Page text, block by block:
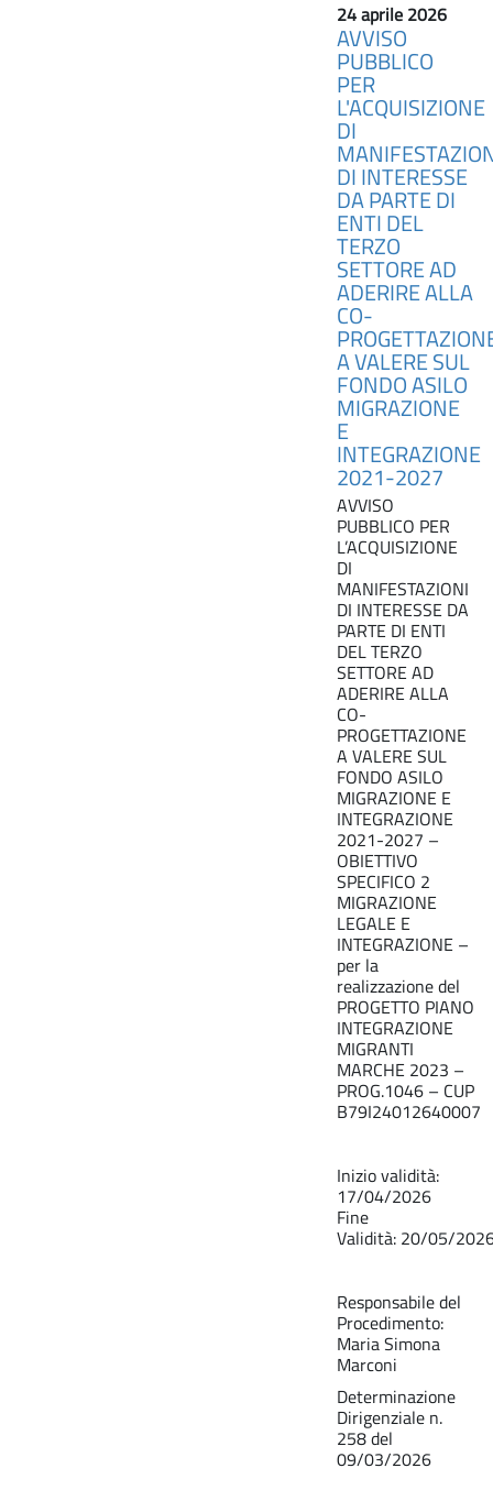
24 aprile 2026
AVVISO
PUBBLICO
PER
L'ACQUISIZIONE
DI
DI INTERESSE
DA PARTE DI
ENTI DEL
TERZO
SETTORE AD
ADERIRE ALLA
CO-
A VALERE SUL
FONDO ASILO
MIGRAZIONE
E
INTEGRAZIONE
2021-2027
AVVISO
PUBBLICO PER
L’ACQUISIZIONE
DI
MANIFESTAZIONI
DI INTERESSE DA
PARTE DI ENTI
DEL TERZO
SETTORE AD
ADERIRE ALLA
CO-
PROGETTAZIONE
A VALERE SUL
FONDO ASILO
MIGRAZIONE E
INTEGRAZIONE
2021-2027 –
OBIETTIVO
SPECIFICO 2
MIGRAZIONE
LEGALE E
INTEGRAZIONE –
per la
realizzazione del
PROGETTO PIANO
INTEGRAZIONE
MIGRANTI
MARCHE 2023 –
PROG.1046 – CUP
B79I24012640007
Inizio validità:
17/04/2026
Fine
Validità: 20/05/
Responsabile del
Procedimento:
Maria Simona
Marconi
Determinazione
Dirigenziale n.
258 del
09/03/2026